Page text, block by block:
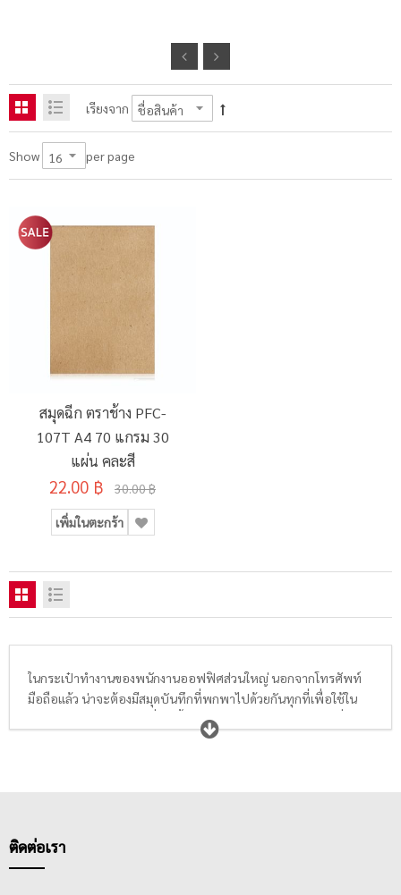
เรียงจาก
Show per page
สมุดฉีก ตราช้าง PFC-
107T A4 70 แกรม 30
แผ่น คละสี
22.00 ฿ 30.00 ฿
เพิ่มในตะกร้า
ในกระเป๋าทำงานของพนักงานออฟฟิศส่วนใหญ่ นอกจากโทรศัพท์
มือถือแล้ว น่าจะต้องมีสมุดบันทึกที่พกพาไปด้วยกันทุกที่เพื่อใช้ใน
การจดรายละเอียดต่างๆที่เกิดขึ้นในชีวิตประจำวัน หรือจดงานที่
ต้องการพกเอาไว้เตือนความจำต่างๆ ดังนั้น
รักการจดบันทึกเหตุการณ์ต่างๆทุกช่วงเวลาในแต่ละปี
ติดต่อเรา